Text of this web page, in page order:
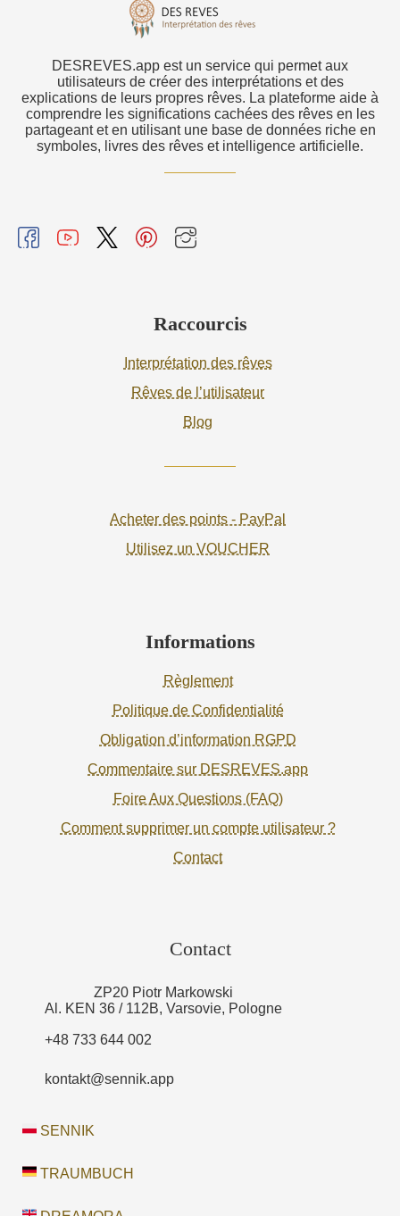
DESREVES.app est un service qui permet aux
utilisateurs de créer des interprétations et des
explications de leurs propres rêves. La plateforme aide à
comprendre les significations cachées des rêves en les
partageant et en utilisant une base de données riche en
symboles, livres des rêves et intelligence artificielle.
Raccourcis
Interprétation des rêves
Rêves de l’utilisateur
Blog
Acheter des points - PayPal
Utilisez un VOUCHER
Informations
Règlement
Politique de Confidentialité
Obligation d’information RGPD
Commentaire sur DESREVES.app
Foire Aux Questions (FAQ)
Comment supprimer un compte utilisateur ?
Contact
Contact
ZP20 Piotr Markowski
Al. KEN 36 / 112B, Varsovie, Pologne
+48 733 644 002
kontakt@sennik.app
SENNIK
TRAUMBUCH